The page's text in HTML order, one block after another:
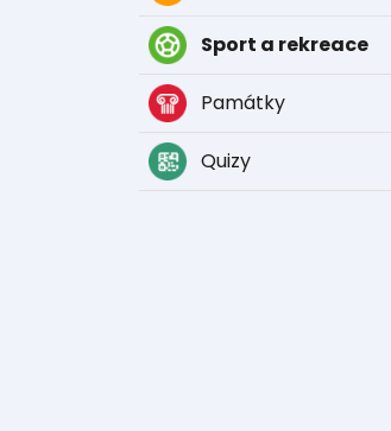
Sport a rekreace
Památky
Quizy